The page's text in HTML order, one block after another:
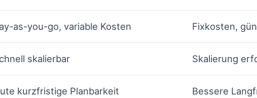
as-you-go, variable Kosten Fixkosten,
skalierbar Skalierung
kurzfristige Planbarkeit Bessere